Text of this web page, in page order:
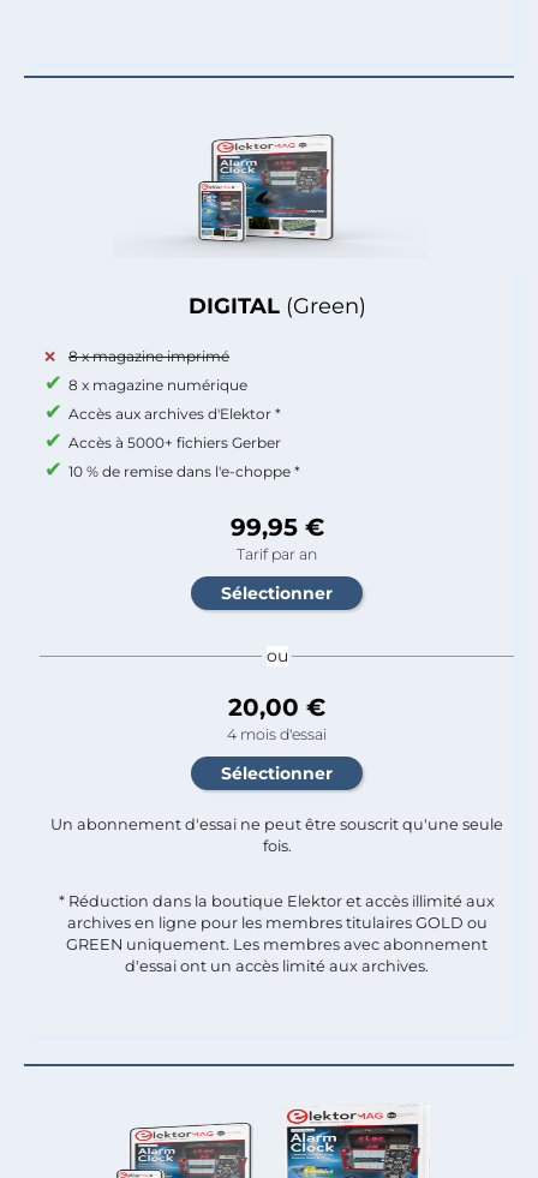
DIGITAL (Green)
8 x magazine imprimé
8 x magazine numérique
Accès aux archives d'Elektor *
Accès à 5000+ fichiers Gerber
10 % de remise dans l'e-choppe *
99,95 €
Tarif par an
ou
20,00 €
4 mois d'essai
Un abonnement d'essai ne peut être souscrit qu'une seule
fois.​
* Réduction dans la boutique Elektor et accès illimité aux
archives en ligne pour les membres titulaires GOLD ou
GREEN uniquement. Les membres avec abonnement
d'essai ont un accès limité aux archives.